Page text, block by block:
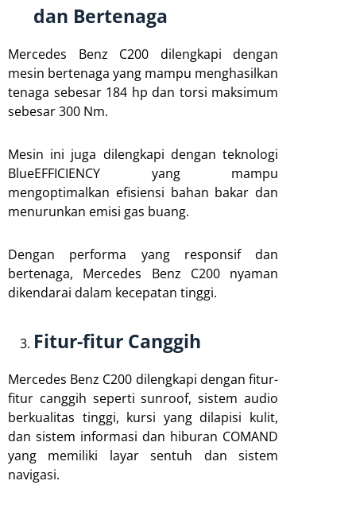
dan Bertenaga
Mercedes Benz C200 dilengkapi dengan
mesin bertenaga yang mampu menghasilkan
tenaga sebesar 184 hp dan torsi maksimum
sebesar 300 Nm.
Mesin ini juga dilengkapi dengan teknologi
BlueEFFICIENCY yang mampu
mengoptimalkan efisiensi bahan bakar dan
menurunkan emisi gas buang.
Dengan performa yang responsif dan
bertenaga, Mercedes Benz C200 nyaman
dikendarai dalam kecepatan tinggi.
Fitur-fitur Canggih
Mercedes Benz C200 dilengkapi dengan fitur-
fitur canggih seperti sunroof, sistem audio
berkualitas tinggi, kursi yang dilapisi kulit,
dan sistem informasi dan hiburan COMAND
yang memiliki layar sentuh dan sistem
navigasi.